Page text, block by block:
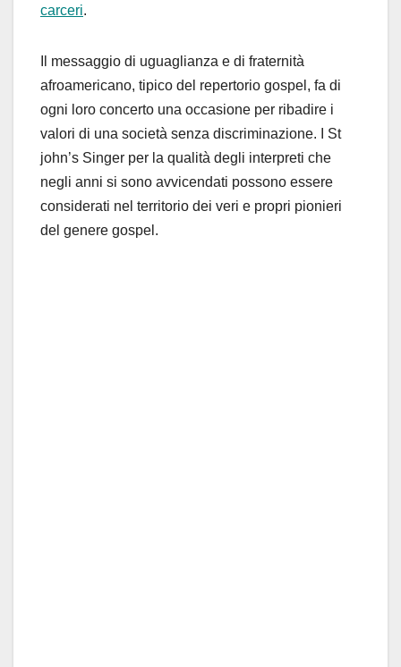
carceri.
Il messaggio di uguaglianza e di fraternità
afroamericano, tipico del repertorio gospel, fa di
ogni loro concerto una occasione per ribadire i
valori di una società senza discriminazione. I St
john’s Singer per la qualità degli interpreti che
negli anni si sono avvicendati possono essere
considerati nel territorio dei veri e propri pionieri
del genere gospel.